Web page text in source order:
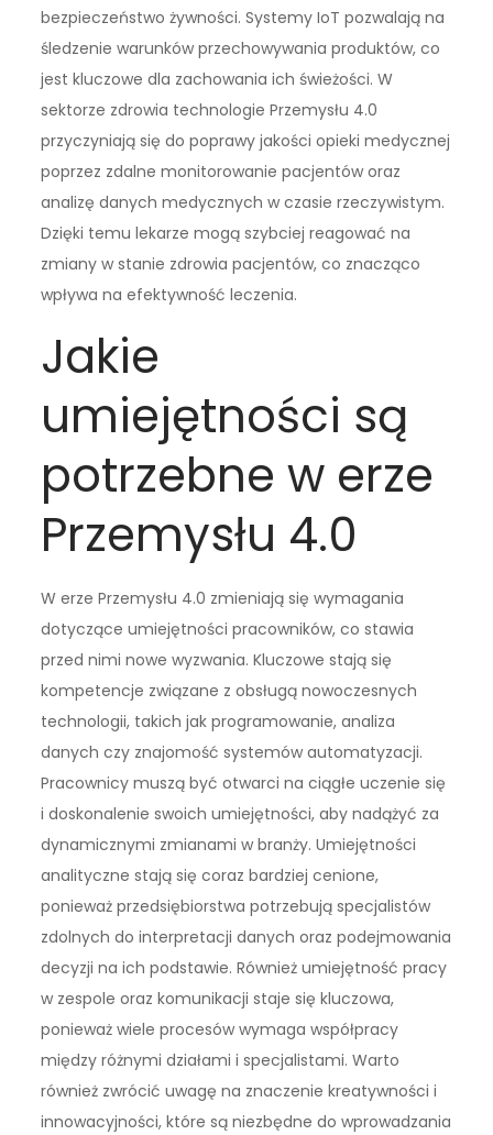
bezpieczeństwo żywności. Systemy IoT pozwalają na
śledzenie warunków przechowywania produktów, co
jest kluczowe dla zachowania ich świeżości. W
sektorze zdrowia technologie Przemysłu 4.0
przyczyniają się do poprawy jakości opieki medycznej
poprzez zdalne monitorowanie pacjentów oraz
analizę danych medycznych w czasie rzeczywistym.
Dzięki temu lekarze mogą szybciej reagować na
zmiany w stanie zdrowia pacjentów, co znacząco
wpływa na efektywność leczenia.
Jakie
umiejętności są
potrzebne w erze
Przemysłu 4.0
W erze Przemysłu 4.0 zmieniają się wymagania
dotyczące umiejętności pracowników, co stawia
przed nimi nowe wyzwania. Kluczowe stają się
kompetencje związane z obsługą nowoczesnych
technologii, takich jak programowanie, analiza
danych czy znajomość systemów automatyzacji.
Pracownicy muszą być otwarci na ciągłe uczenie się
i doskonalenie swoich umiejętności, aby nadążyć za
dynamicznymi zmianami w branży. Umiejętności
analityczne stają się coraz bardziej cenione,
ponieważ przedsiębiorstwa potrzebują specjalistów
zdolnych do interpretacji danych oraz podejmowania
decyzji na ich podstawie. Również umiejętność pracy
w zespole oraz komunikacji staje się kluczowa,
ponieważ wiele procesów wymaga współpracy
między różnymi działami i specjalistami. Warto
również zwrócić uwagę na znaczenie kreatywności i
innowacyjności, które są niezbędne do wprowadzania